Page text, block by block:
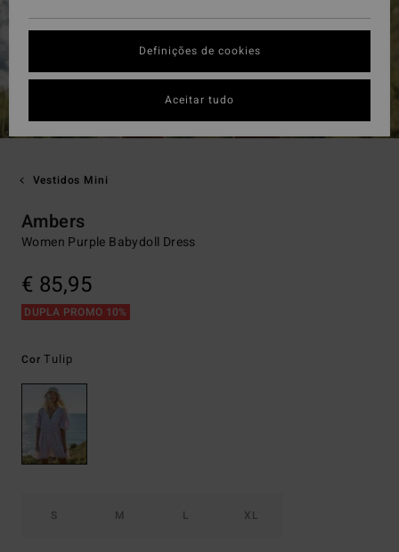
Vestidos Mini
Ambers
Women Purple Babydoll Dress
€ 85,95
DUPLA PROMO 10%
CorTulip
S M L XL
Definições de cookies
Aceitar tudo